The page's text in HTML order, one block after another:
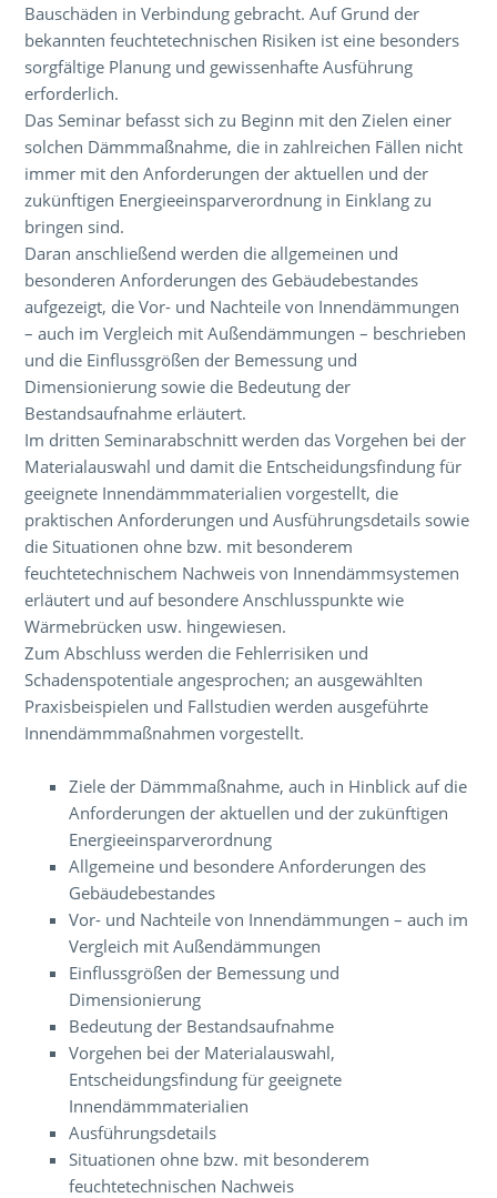
Bauschäden in Verbindung gebracht. Auf Grund der
bekannten feuchtetechnischen Risiken ist eine besonders
sorgfältige Planung und gewissenhafte Ausführung
erforderlich.
Das Seminar befasst sich zu Beginn mit den Zielen einer
solchen Dämmmaßnahme, die in zahlreichen Fällen nicht
immer mit den Anforderungen der aktuellen und der
zukünftigen Energieeinsparverordnung in Einklang zu
bringen sind.
Daran anschließend werden die allgemeinen und
besonderen Anforderungen des Gebäudebestandes
aufgezeigt, die Vor- und Nachteile von Innendämmungen
– auch im Vergleich mit Außendämmungen – beschrieben
und die Einflussgrößen der Bemessung und
Dimensionierung sowie die Bedeutung der
Bestandsaufnahme erläutert.
Im dritten Seminarabschnittwerden das Vorgehen bei der
Materialauswahl und damit die Entscheidungsfindungfür
geeignete Innendämmmaterialien vorgestellt, die
praktischen Anforderungen und Ausführungsdetails sowie
die Situationen ohne bzw. mit besonderem
feuchtetechnischem Nachweis von Innendämmsystemen
erläutert undauf besondere Anschlusspunkte wie
Wärmebrücken usw. hingewiesen.
Zum Abschluss werden die Fehlerrisiken und
Schadenspotentiale angesprochen; an ausgewählten
Praxisbeispielen und Fallstudien werden ausgeführte
Innendämmmaßnahmen vorgestellt.
Ziele der Dämmmaßnahme, auch in Hinblick auf die
Anforderungen der aktuellen und der zukünftigen
Energieeinsparverordnung
Allgemeine und besondere Anforderungen des
Gebäudebestandes
Vor- und Nachteile von Innendämmungen – auch im
Vergleich mit Außendämmungen
Einflussgrößen der Bemessung und
Dimensionierung
Bedeutung der Bestandsaufnahme
Vorgehen bei der Materialauswahl,
Entscheidungsfindung für geeignete
Innendämmmaterialien
Ausführungsdetails
Situationen ohne bzw. mit besonderem
feuchtetechnischen Nachweis